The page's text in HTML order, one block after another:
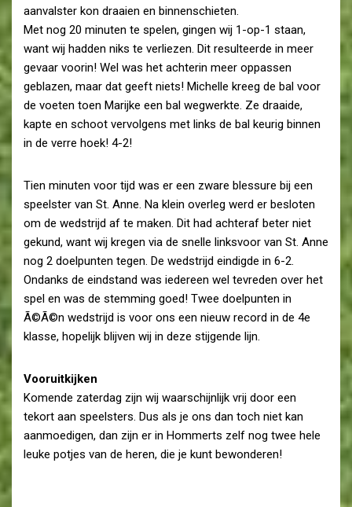
aanvalster kon draaien en binnenschieten.
Met nog 20 minuten te spelen, gingen wij 1-op-1 staan,
want wij hadden niks te verliezen. Dit resulteerde in meer
gevaar voorin! Wel was het achterin meer oppassen
geblazen, maar dat geeft niets! Michelle kreeg de bal voor
de voeten toen Marijke een bal wegwerkte. Ze draaide,
kapte en schoot vervolgens met links de bal keurig binnen
in de verre hoek! 4-2!
Tien minuten voor tijd was er een zware blessure bij een
speelster van St. Anne. Na klein overleg werd er besloten
om de wedstrijd af te maken. Dit had achteraf beter niet
gekund, want wij kregen via de snelle linksvoor van St. Anne
nog 2 doelpunten tegen. De wedstrijd eindigde in 6-2.
Ondanks de eindstand was iedereen wel tevreden over het
spel en was de stemming goed! Twee doelpunten in
Ã©Ã©n wedstrijd is voor ons een nieuw record in de 4e
klasse, hopelijk blijven wij in deze stijgende lijn.
Vooruitkijken
Komende zaterdag zijn wij waarschijnlijk vrij door een
tekort aan speelsters. Dus als je ons dan toch niet kan
aanmoedigen, dan zijn er in Hommerts zelf nog twee hele
leuke potjes van de heren, die je kunt bewonderen!